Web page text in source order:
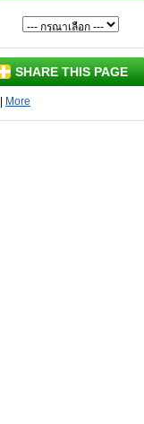
SHARE THIS PAGE
More